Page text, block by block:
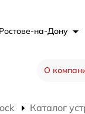
на-Дону
О
Каталог